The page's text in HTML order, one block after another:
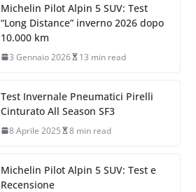
Michelin Pilot Alpin 5 SUV: Test
“Long Distance” inverno 2026 dopo
10.000 km
3 Gennaio 2026 13 min read
Test Invernale Pneumatici Pirelli
Cinturato All Season SF3
8 Aprile 2025 8 min read
Michelin Pilot Alpin 5 SUV: Test e
Recensione